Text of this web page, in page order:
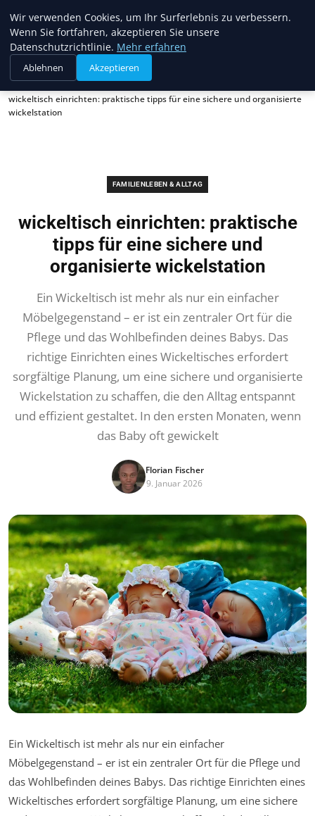
Trendcycles
wickeltisch einrichten: praktische tipps für eine sichere und organisierte
wickelstation
FAMILIENLEBEN & ALLTAG
wickeltisch einrichten: praktische
tipps für eine sichere und
organisierte wickelstation
Ein Wickeltisch ist mehr als nur ein einfacher
Möbelgegenstand – er ist ein zentraler Ort für die
Pflege und das Wohlbefinden deines Babys. Das
richtige Einrichten eines Wickeltisches erfordert
sorgfältige Planung, um eine sichere und organisierte
Wickelstation zu schaffen, die den Alltag entspannt
und effizient gestaltet. In den ersten Monaten, wenn
das Baby oft gewickelt
Florian Fischer
9. Januar 2026
Ein Wickeltisch ist mehr als nur ein einfacher
Möbelgegenstand – er ist ein zentraler Ort für die Pflege und
das Wohlbefinden deines Babys. Das richtige Einrichten eines
Wickeltisches erfordert sorgfältige Planung, um eine sichere
Wir verwenden Cookies, um Ihr Surferlebnis zu verbessern.
Wenn Sie fortfahren, akzeptieren Sie unsere
Datenschutzrichtlinie. Mehr erfahren
Ablehnen Akzeptieren